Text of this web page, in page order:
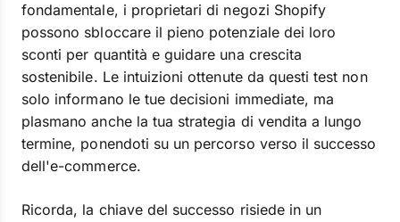
fondamentale, i proprietari di negozi Shopify
possono sbloccare il pieno potenziale dei loro
sconti per quantità e guidare una crescita
sostenibile. Le intuizioni ottenute da questi test non
solo informano le tue decisioni immediate, ma
plasmano anche la tua strategia di vendita a lungo
termine, ponendoti su un percorso verso il successo
dell'e-commerce.
Ricorda, la chiave del successo risiede in un